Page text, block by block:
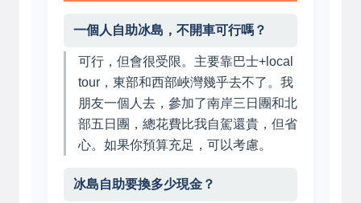
一個人自助冰島，不開車可行嗎？
可行，但會很受限。主要靠巴士+local
tour，東部和西部峽灣幾乎去不了。我
朋友一個人去，參加了南岸三日團和北
部五日團，總花費比我自駕還貴，但省
心。如果你預算充足，可以考慮。
冰島自助要換多少現金？